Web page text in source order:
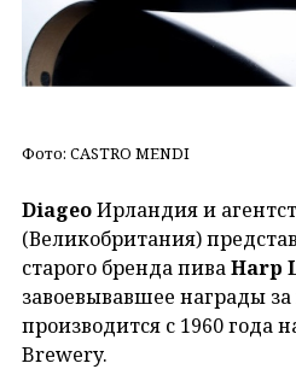
Фото: CASTRO MENDI
DiageoИрландия и
(Великобритания)
старого бренда пиваHarp
завоевывавшее награды за
производится с 1960 года
Brewery.